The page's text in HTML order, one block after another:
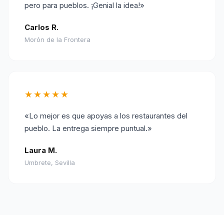
pero para pueblos. ¡Genial la idea!»
Carlos R.
Morón de la Frontera
★★★★★
«Lo mejor es que apoyas a los restaurantes del
pueblo. La entrega siempre puntual.»
Laura M.
Umbrete, Sevilla